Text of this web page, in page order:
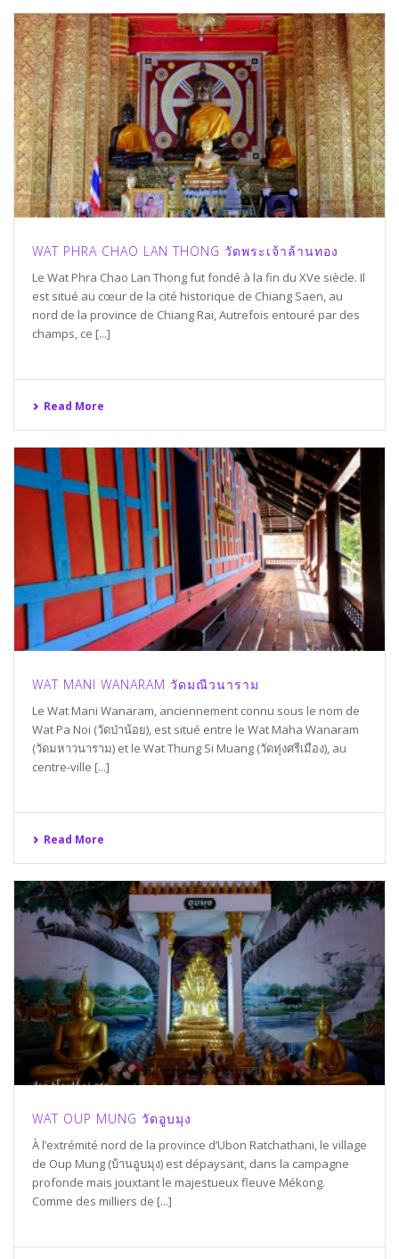
WAT PHRA CHAO LAN THONG วัดพระเจ้าล้านทอง
Le Wat Phra Chao Lan Thong fut fondé à la fin du XVe siècle. Il
est situé au cœur de la cité historique de Chiang Saen, au
nord de la province de Chiang Rai, Autrefois entouré par des
champs, ce [...]
Read More
WAT MANI WANARAM วัดมณีวนาราม
Le Wat Mani Wanaram, anciennement connu sous le nom de
Wat Pa Noi (วัดป่าน้อย), est situé entre le Wat Maha Wanaram
(วัดมหาวนาราม) et le Wat Thung Si Muang (วัดทุ่งศรีเมือง), au
centre-ville [...]
Read More
WAT OUP MUNG วัดอูบมุง
À l’extrémité nord de la province d’Ubon Ratchathani, le village
de Oup Mung (บ้านอูบมุง) est dépaysant, dans la campagne
profonde mais jouxtant le majestueux fleuve Mékong.
Comme des milliers de [...]